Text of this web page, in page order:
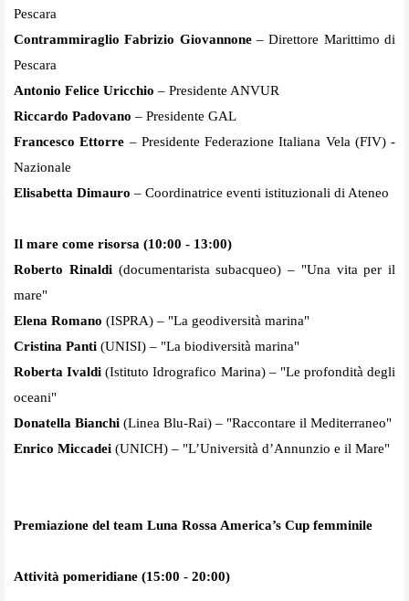
Pescara
Contrammiraglio Fabrizio Giovannone– Direttore Marittimo di
Pescara
Antonio Felice Uricchio – Presidente ANVUR
Riccardo Padovano – Presidente GAL
Francesco Ettorre – Presidente Federazione Italiana Vela (FIV) -
Nazionale
Elisabetta Dimauro – Coordinatrice eventi istituzionali di Ateneo
Il mare come risorsa (10:00 - 13:00)
Roberto Rinaldi(documentarista subacqueo) – "Una vita per il
mare"
Elena Romano (ISPRA) – "La geodiversità marina"
Cristina Panti (UNISI) – "La biodiversità marina"
Roberta Ivaldi (Istituto Idrografico Marina) – "Le profondità degli
oceani"
Donatella Bianchi (Linea Blu-Rai) – "Raccontare il Mediterraneo"
Enrico Miccadei (UNICH) – "L’Università d’Annunzio e il Mare"
Premiazione del team Luna Rossa America’s Cup femminile
Attività pomeridiane (15:00 - 20:00)